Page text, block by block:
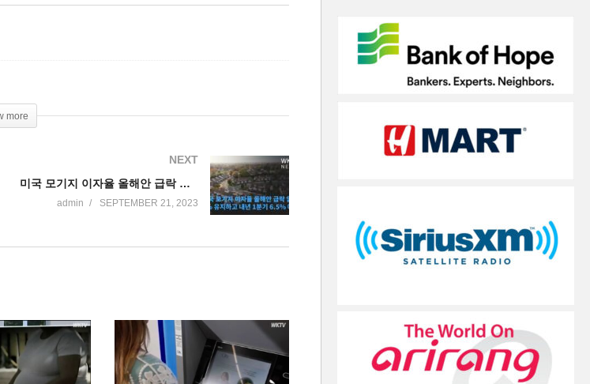
more
NEXT
미국 모기지 이자율 올해안 급락 없이 7% 유지하고 내년 1분기 6.5% 예상
admin SEPTEMBER 21, 2023